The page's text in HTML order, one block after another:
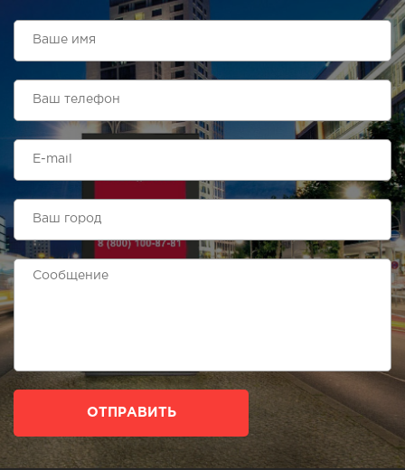
ОТПРАВИТЬ